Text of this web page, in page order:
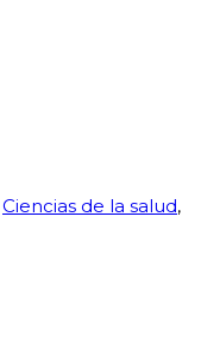
Ciencias de la salud,